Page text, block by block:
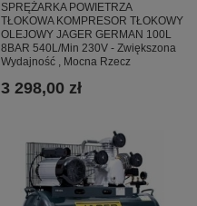
SPRĘŻARKA POWIETRZA
TŁOKOWA KOMPRESOR TŁOKOWY
OLEJOWY JAGER GERMAN 100L
8BAR 540L/Min 230V - Zwiększona
Wydajność , Mocna Rzecz
3 298,00 zł